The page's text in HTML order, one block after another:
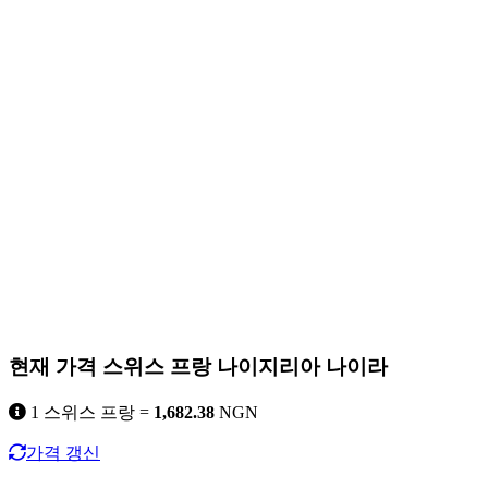
현재 가격 스위스 프랑 나이지리아 나이라
1 스위스 프랑 = 1,682.38 NGN
가격 갱신